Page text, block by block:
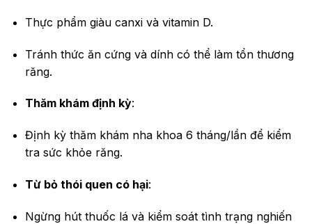
Thực phẩm giàu canxi và vitamin D.
Tránh thức ăn cứng và dính có thể làm tổn thương
răng.
Thăm khám định kỳ:
Định kỳ thăm khám nha khoa 6 tháng/lần để kiểm
tra sức khỏe răng.
Từ bỏ thói quen có hại:
Ngừng hút thuốc lá và kiểm soát tình trạng nghiến